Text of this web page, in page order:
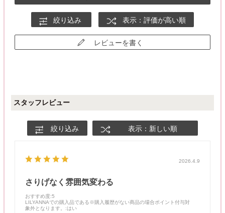
絞り込み 表示：評価が高い順
レビューを書く
スタッフレビュー
絞り込み 表示：新しい順
2026.4.9
さりげなく雰囲気変わる
おすすめ度:5
LILYANNAでの購入品である※購入履歴がない商品の場合ポイント付与対
象外となります。
:はい